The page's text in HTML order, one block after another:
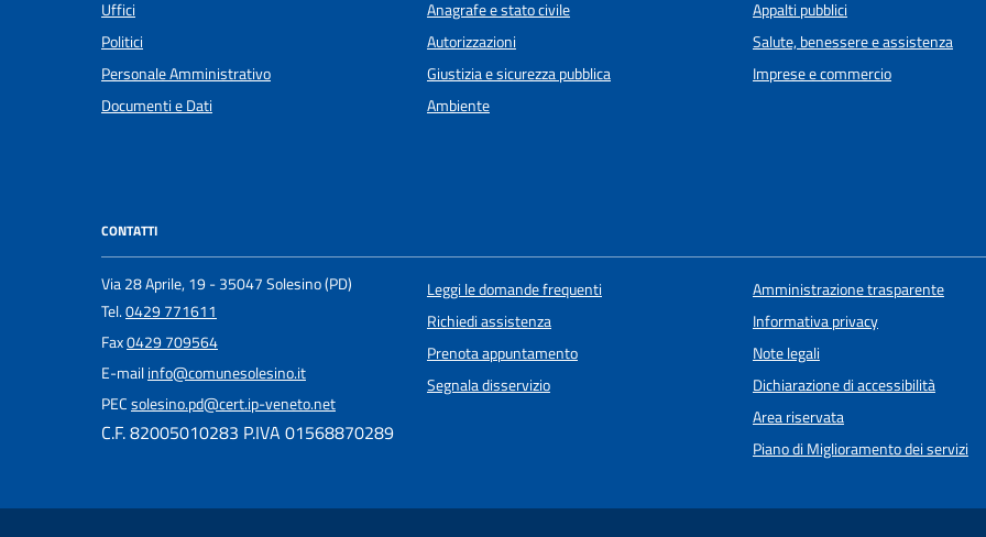
Uffici
Politici
Personale Amministrativo
Documenti e Dati
Anagrafe e stato civile
Autorizzazioni
Giustizia e sicurezza pubblica
Ambiente
Appalti pubblici
Salute, benessere e assistenza
Imprese e commercio
CONTATTI
Via 28 Aprile, 19 - 35047 Solesino (PD)
Tel.0429 771611
Fax0429 709564
E-mailinfo@comunesolesino.it
PECsolesino.pd@cert.ip-veneto.net
C.F. 82005010283 P.IVA 01568870289
Leggi le domande frequenti
Richiedi assistenza
Prenota appuntamento
Segnala disservizio
Amministrazione trasparente
Informativa privacy
Note legali
Dichiarazione di accessibilità
Area riservata
Piano di Miglioramento dei servizi